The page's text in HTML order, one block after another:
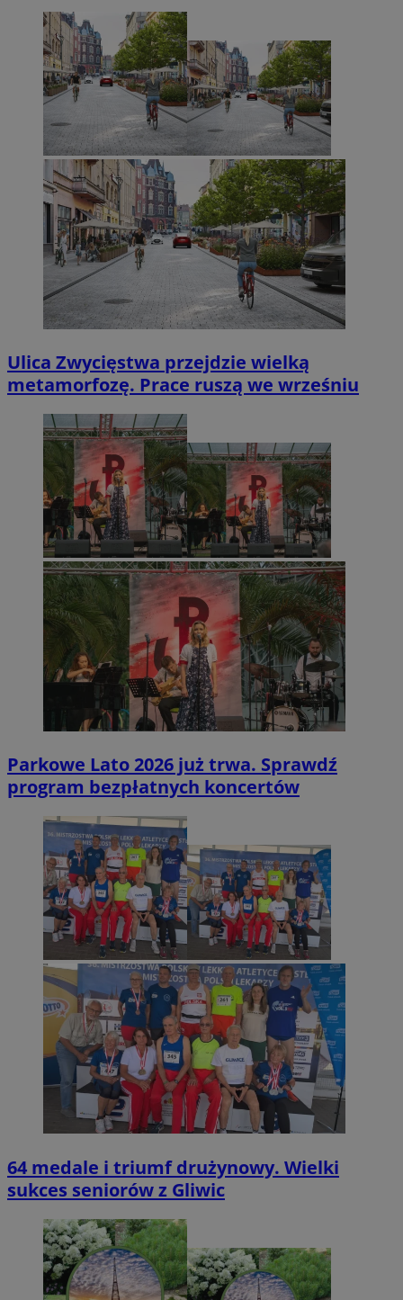
Ulica Zwycięstwa przejdzie wielką
metamorfozę. Prace ruszą we wrześniu
Parkowe Lato 2026 już trwa. Sprawdź
program bezpłatnych koncertów
64 medale i triumf drużynowy. Wielki
sukces seniorów z Gliwic